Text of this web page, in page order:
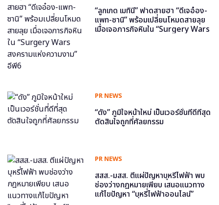
“ลูกเกด เมทินี” ฟาดสายฮา “ดีเจอ๋อง-
แพท-ซานิ” พร้อมเปลี่ยนโหมดสายลุย
เมื่อเจอภารกิจหินใน “Surgery Wars
PR NEWS
“ดัง” ภูมิใจหน้าใหม่ เป็นเวอร์ชั่นที่ดีที่สุด
ตัดสินใจถูกที่ศัลยกรรม
PR NEWS
สสส.-มสส. ตีแผ่ปัญหาบุหรี่ไฟฟ้า พบ
ช่องว่างกฎหมายเพียบ เสนอแนวทาง
แก้ไขปัญหา “บุหรี่ไฟฟ้าออนไลน์”